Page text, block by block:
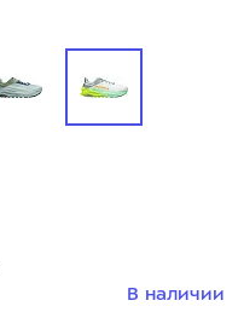
В наличии